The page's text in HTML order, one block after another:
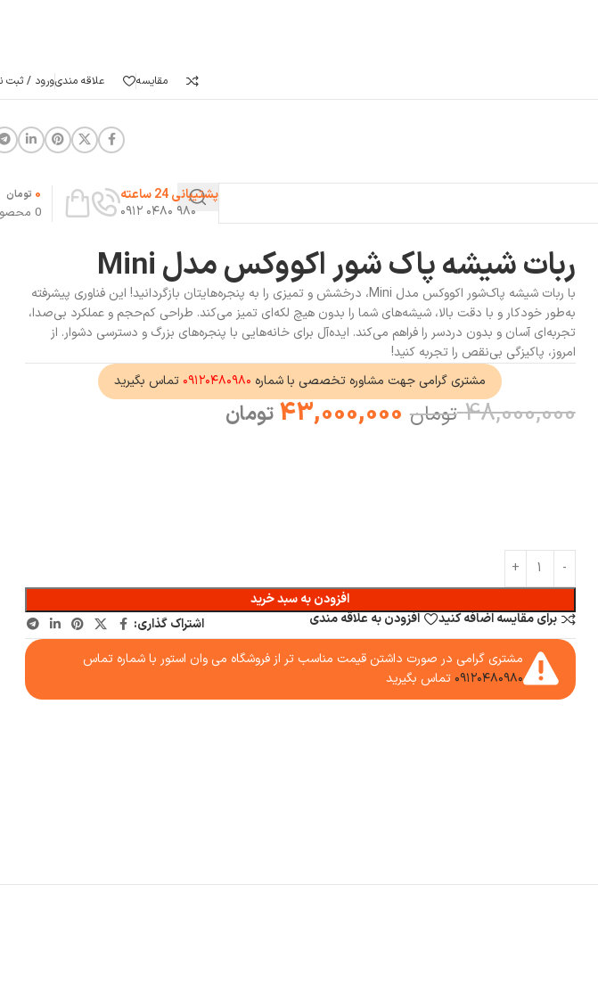
مقایسه علاقه مندیورود / ثبت
پشتیبانی 24 ساعته
۹۸۰ ۰۴۸۰ ۰۹۱۲
0
0 تومان
ربات شیشه پاک شور اکووکس مدل Mini
با ربات شیشه پاک‌شور اکووکس مدل Mini، درخشش و تمیزی را به پنجره‌هایتان بازگردانید! این فناوری پیشرفته
به‌طور خودکار و با دقت بالا، شیشه‌های شما را بدون هیچ لکه‌ای تمیز می‌کند. طراحی کم‌حجم و عملکرد بی‌صدا،
تجربه‌ای آسان و بدون دردسر را فراهم می‌کند. ایده‌آل برای خانه‌هایی با پنجره‌های بزرگ و دسترسی دشوار. از
امروز، پاکیزگی بی‌نقص را تجربه کنید!
مشتری گرامی جهت مشاوره تخصصی با شماره ۰۹۱۲۰۴۸۰۹۸۰ تماس بگیرید
48,000,000 تومان 43,000,000 تومان
افزودن به سبد خرید
برای مقایسه اضافه کنید
افزودن به علاقه مندی
اشتراک گذاری:
مشتری گرامی در صورت داشتن قیمت مناسب تر از فروشگاه می وان استور با شماره تماس
۰۹۱۲۰۴۸۰۹۸۰ تماس بگیرید